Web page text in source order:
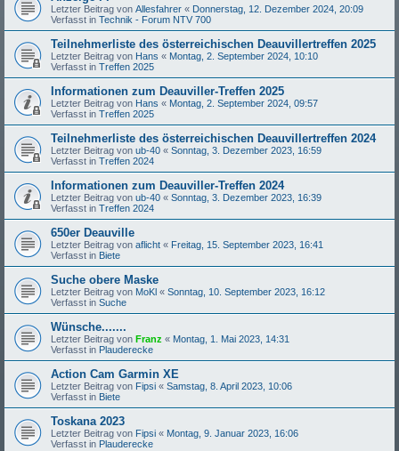
Letzter Beitrag von Allesfahrer « Donnerstag, 12. Dezember 2024, 20:09
Verfasst in Technik - Forum NTV 700
Teilnehmerliste des österreichischen Deauvillertreffen 2025
Letzter Beitrag von Hans « Montag, 2. September 2024, 10:10
Verfasst in Treffen 2025
Informationen zum Deauviller-Treffen 2025
Letzter Beitrag von Hans « Montag, 2. September 2024, 09:57
Verfasst in Treffen 2025
Teilnehmerliste des österreichischen Deauvillertreffen 2024
Letzter Beitrag von ub-40 « Sonntag, 3. Dezember 2023, 16:59
Verfasst in Treffen 2024
Informationen zum Deauviller-Treffen 2024
Letzter Beitrag von ub-40 « Sonntag, 3. Dezember 2023, 16:39
Verfasst in Treffen 2024
650er Deauville
Letzter Beitrag von aflicht « Freitag, 15. September 2023, 16:41
Verfasst in Biete
Suche obere Maske
Letzter Beitrag von MoKl « Sonntag, 10. September 2023, 16:12
Verfasst in Suche
Wünsche.......
Letzter Beitrag von Franz « Montag, 1. Mai 2023, 14:31
Verfasst in Plauderecke
Action Cam Garmin XE
Letzter Beitrag von Fipsi « Samstag, 8. April 2023, 10:06
Verfasst in Biete
Toskana 2023
Letzter Beitrag von Fipsi « Montag, 9. Januar 2023, 16:06
Verfasst in Plauderecke